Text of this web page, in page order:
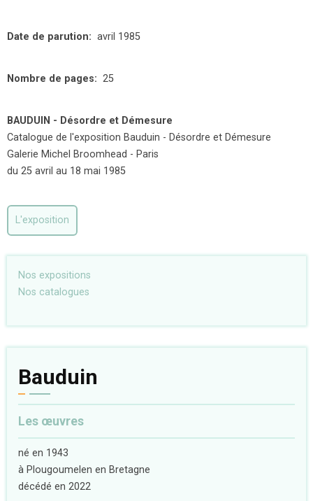
Date de parution avril 1985
Nombre de pages 25
BAUDUIN - Désordre et Démesure
Catalogue de l'exposition Bauduin - Désordre et Démesure
Galerie Michel Broomhead - Paris
du 25 avril au 18 mai 1985
L'exposition
Nos expositions
Nos catalogues
Bauduin
Les œuvres
né en 1943
à Plougoumelen en Bretagne
décédé en 2022